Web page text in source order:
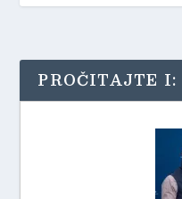
PROČITAJTE I: